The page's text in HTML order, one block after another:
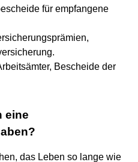
für empfangene
Bescheide der
eine
das Leben so lange wie